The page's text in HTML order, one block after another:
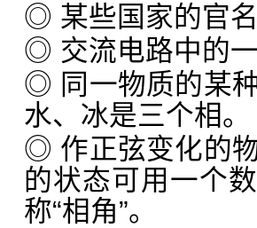
◎ 某些国家的官
◎ 交流电路中的
◎ 同一物质的某
水、冰是三个相。
◎ 作正弦变化的
的状态可用一个
称“相角”。